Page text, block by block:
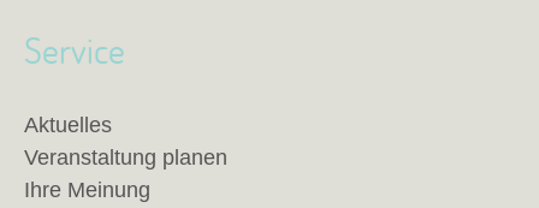
Service
Aktuelles
Veranstaltung planen
Ihre Meinung